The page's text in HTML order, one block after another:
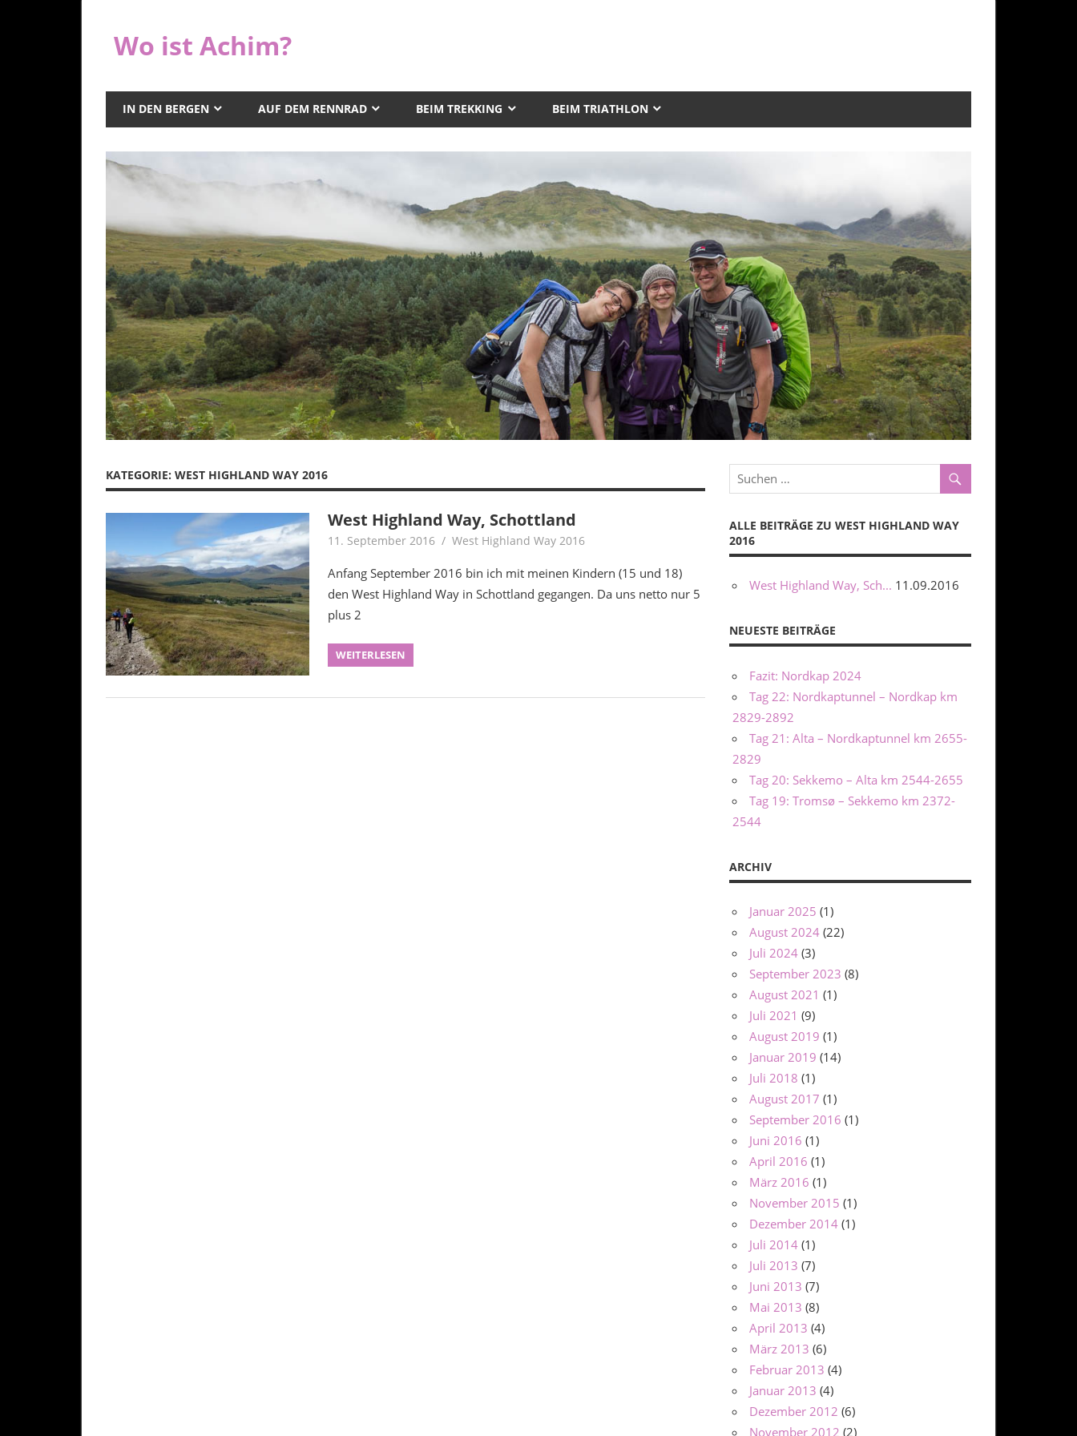
springenWo ist Achim?
IN DEN BERGEN AUF DEM RENNRAD BEIM TREKKING BEIM TRIATHLON
KATEGORIE: WEST HIGHLAND WAY 2016
West Highland Way, Schottland
11. September 2016 Achim
West Highland Way 2016
Anfang September 2016 bin ich mit meinen Kindern (15 und 18)
den West Highland Way in Schottland gegangen. Da uns netto nur 5
plus 2
WEITERLESEN
ALLE BEITRÄGE ZU WEST HIGHLAND WAY
2016
West Highland Way, Sch... 11.09.2016
NEUESTE BEITRÄGE
Fazit: Nordkap 2024
Tag 22: Nordkaptunnel – Nordkap km
2829-2892
Tag 21: Alta – Nordkaptunnel km 2655-
2829
Tag 20: Sekkemo – Alta km 2544-2655
Tag 19: Tromsø – Sekkemo km 2372-
2544
ARCHIV
Januar 2025 (1)
August 2024 (22)
Juli 2024 (3)
September 2023 (8)
August 2021 (1)
Juli 2021 (9)
August 2019 (1)
Januar 2019 (14)
Juli 2018 (1)
August 2017 (1)
September 2016 (1)
Juni 2016 (1)
April 2016 (1)
März 2016 (1)
November 2015 (1)
Dezember 2014 (1)
Juli 2014 (1)
Juli 2013 (7)
Juni 2013 (7)
Mai 2013 (8)
April 2013 (4)
März 2013 (6)
Februar 2013 (4)
Januar 2013 (4)
Dezember 2012 (6)
November 2012 (2)